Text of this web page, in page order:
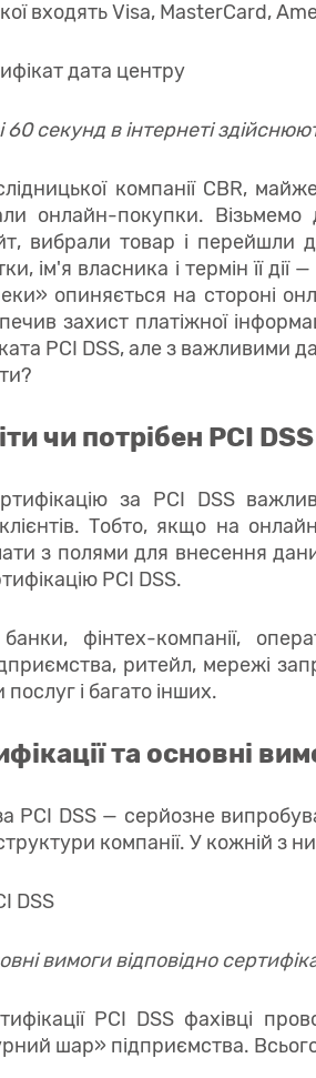
входять Visa, MasterCard,
60 секунд в інтернеті
компанії CBR,
онлайн-покупки.
вибрали товар і перейшли
ім'я власника і термін її дії
опиняється на стороні
захист платіжної
PCI DSS, але з важливими
чи потрібен PCI
за PCI DSS
Тобто, якщо на
з полями для внесення
PCI DSS.
фінтех-компанії,
ритейл, мережі
і багато інших.
та основні
PCI DSS — серйозне
компанії. У кожній з
вимоги відповідно
PCI DSS фахівці
шар» підприємства.